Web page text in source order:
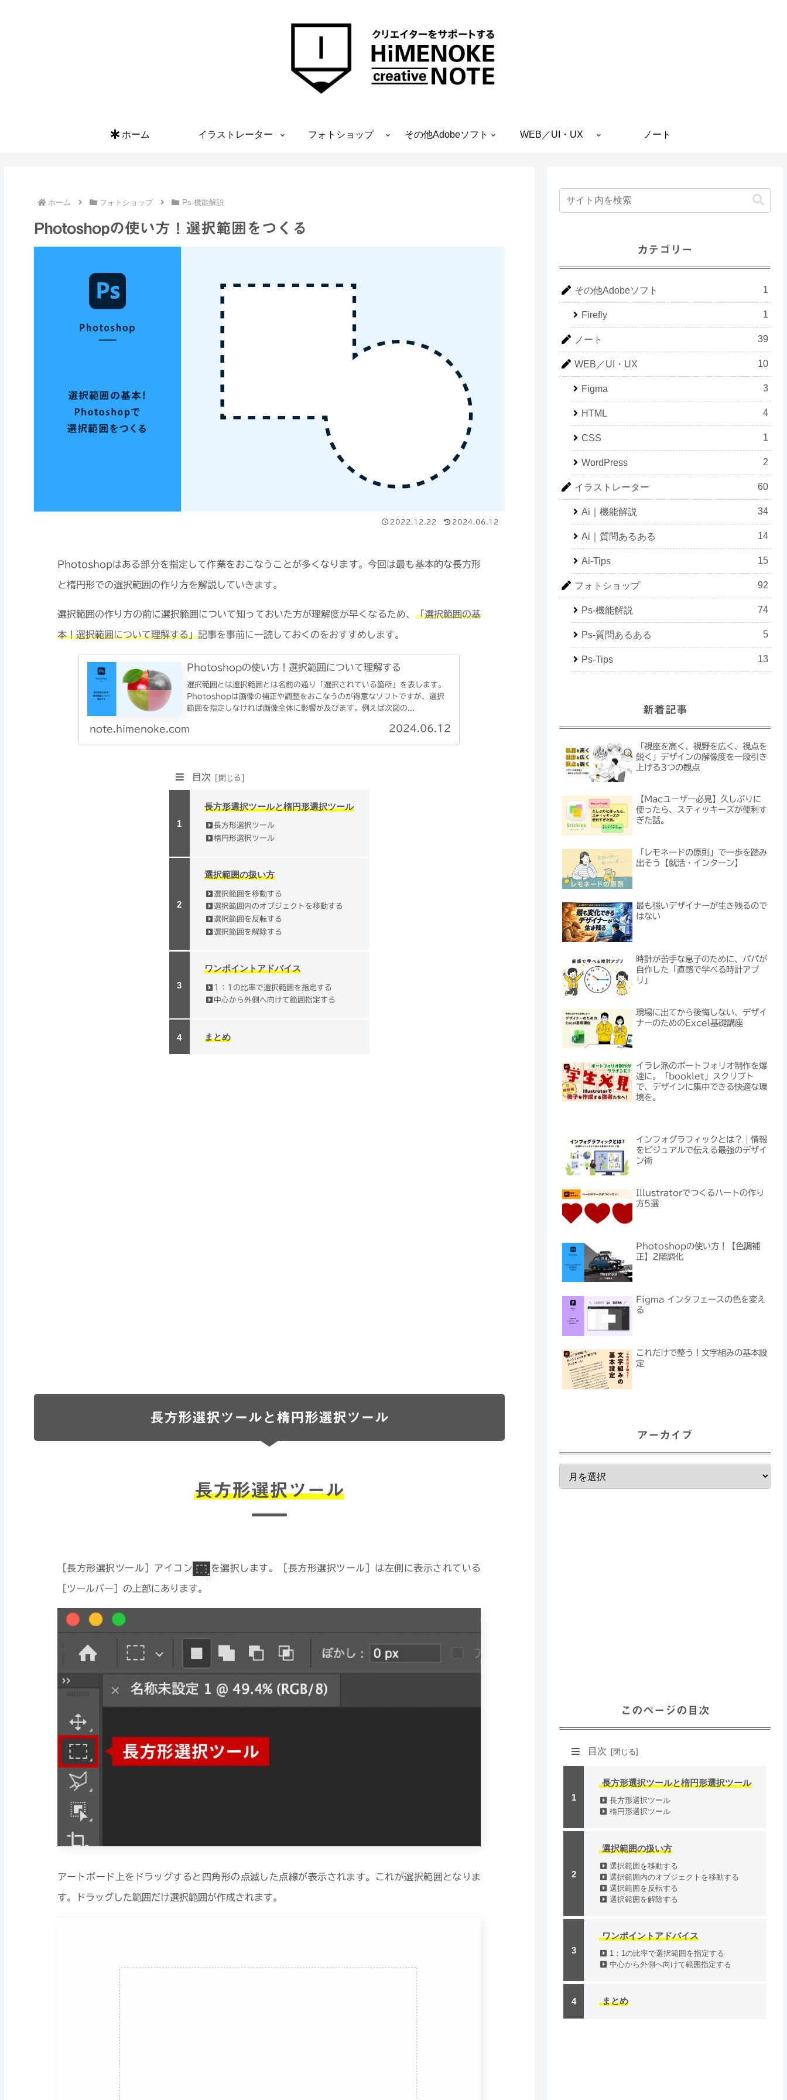
ホーム イラストレーター フォトショップ その他Adobeソフト WEB／UI・UX ノート
ホーム フォトショップ Ps-機能解説
Photoshopの使い方！選択範囲をつくる
2022.12.22 2024.06.12
Photoshopはある部分を指定して作業をおこなうことが多くなります。今回は最も基本的な長方形
と楕円形での選択範囲の作り方を解説していきます。
選択範囲の作り方の前に選択範囲について知っておいた方が理解度が早くなるため、 「選択範囲の基
本！選択範囲について理解する」記事を事前に一読しておくのをおすすめします。
Photoshopの使い方！選択範囲について理解する
選択範囲とは選択範囲とは名前の通り「選択されている箇所」を表します。
Photoshopは画像の補正や調整をおこなうのが得意なソフトですが、選択
範囲を指定しなければ画像全体に影響が及びます。例えば次図の...
note.himenoke.com 2024.06.12
目次
長方形選択ツールと楕円形選択ツール
長方形選択ツール
楕円形選択ツール
選択範囲の扱い方
選択範囲を移動する
選択範囲内のオブジェクトを移動する
選択範囲を反転する
選択範囲を解除する
ワンポイントアドバイス
1：1の比率で選択範囲を指定する
中心から外側へ向けて範囲指定する
まとめ
長方形選択ツールと楕円形選択ツール
長方形選択ツール
［長方形選択ツール］アイコン を選択します。［長方形選択ツール］は左側に表示されている
［ツールバー］の上部にあります。
アートボード上をドラッグすると四角形の点滅した点線が表示されます。これが選択範囲となりま
す。ドラッグした範囲だけ選択範囲が作成されます。
カテゴリー
その他Adobeソフト 1
Firefly 1
ノート 39
WEB／UI・UX 10
Figma 3
HTML 4
CSS 1
WordPress 2
イラストレーター 60
Ai｜機能解説 34
Ai｜質問あるある 14
Ai-Tips 15
フォトショップ 92
Ps-機能解説 74
Ps-質問あるある 5
Ps-Tips 13
新着記事
「視座を高く、視野を広く、視点を
鋭く」デザインの解像度を一段引き
上げる3つの観点
【Macユーザー必見】久しぶりに
使ったら、スティッキーズが便利す
ぎた話。
「レモネードの原則」で一歩を踏み
出そう【就活・インターン】
最も強いデザイナーが生き残るので
はない
時計が苦手な息子のために、パパが
自作した「直感で学べる時計アプ
リ」
現場に出てから後悔しない、デザイ
ナーのためのExcel基礎講座
イラレ派のポートフォリオ制作を爆
速に。「booklet」スクリプト
で、デザインに集中できる快適な環
境を。
インフォグラフィックとは？｜情報
をビジュアルで伝える最強のデザイ
ン術
Illustratorでつくるハートの作り
方5選
Photoshopの使い方！【色調補
正】2階調化
Figma インタフェースの色を変え
る
これだけで整う！文字組みの基本設
定
アーカイブ
このページの目次
目次
長方形選択ツールと楕円形選択ツール
長方形選択ツール
楕円形選択ツール
選択範囲の扱い方
選択範囲を移動する
選択範囲内のオブジェクトを移動する
選択範囲を反転する
選択範囲を解除する
ワンポイントアドバイス
1：1の比率で選択範囲を指定する
中心から外側へ向けて範囲指定する
まとめ